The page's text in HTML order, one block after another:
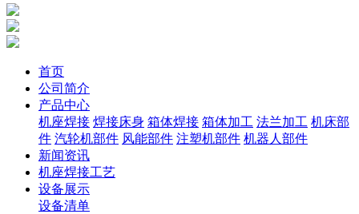
首页
公司简介
产品中心
机座焊接 焊接床身 箱体焊接 箱体加工 法兰加工 机床部
件 汽轮机部件 风能部件 注塑机部件 机器人部件
新闻资讯
机座焊接工艺
设备展示
设备清单